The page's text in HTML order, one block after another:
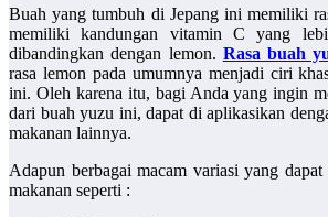
Buah yang tumbuh di Jepang ini memiliki
memiliki kandungan vitamin C yang
dibandingkan dengan lemon. Rasa buah
rasa lemon pada umumnya menjadi ciri
ini. Oleh karena itu, bagi Anda yang ingin
dari buah yuzu ini, dapat di aplikasikan
makanan lainnya.
Adapun berbagai macam variasi yang
makanan seperti :